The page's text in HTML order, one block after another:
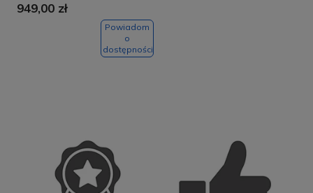
- Black
949,00 zł
Powiadom
o
dostępności